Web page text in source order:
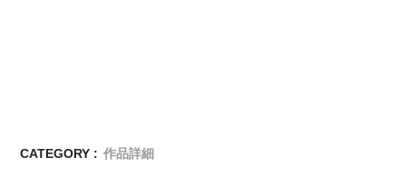
CATEGORY : 作品詳細